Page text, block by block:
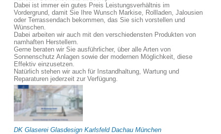
Dabei ist immer ein gutes Preis Leistungsverhältnis im
Vordergrund, damit Sie Ihre Wunsch Markise, Rollladen, Jalousien
oder Terrassendach bekommen, das Sie sich vorstellen und
Wünschen.
Dabei arbeiten wir auch mit den verschiedensten Produkten von
namhaften Herstellern.
Gerne beraten wir Sie ausführlicher, über alle Arten von
Sonnenschutz Anlagen sowie der modernen Möglichkeit, diese
Effektiv einzusetzen.
Natürlich stehen wir auch für Instandhaltung, Wartung und
Reparaturen jederzeit zur Verfügung.
DK Glaserei Glasdesign Karlsfeld Dachau München